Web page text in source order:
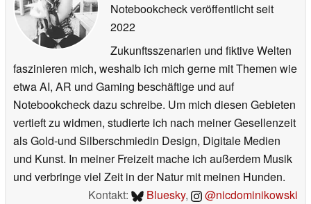
Notebookcheck veröffentlichtseit
2022
Zukunftsszenarien und fiktive Welten
faszinieren mich, weshalb ich mich gerne mit Themen wie
etwa AI, AR und Gaming beschäftige und auf
Notebookcheck dazu schreibe. Um mich diesen Gebieten
vertieft zu widmen, studierte ich nach meiner Gesellenzeit
als Gold-und Silberschmiedin Design, Digitale Medien
und Kunst. In meiner Freizeit mache ich außerdem Musik
und verbringe viel Zeit in der Natur mit meinen Hunden.
Kontakt:
Bluesky, @nicdominikowski